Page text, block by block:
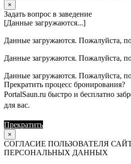
×
Задать вопрос в заведение
[Данные загружаются...]
Данные загружаются. Пожалуйста,
Данные загружаются. Пожалуйста,
Данные загружаются. Пожалуйста,
Прекратить процесс бронирования?
PortalSaun.ru быстро и бесплатно
для вас.
Прекратить
×
СОГЛАСИЕ ПОЛЬЗОВАТЕЛЯ
ПЕРСОНАЛЬНЫХ ДАННЫХ